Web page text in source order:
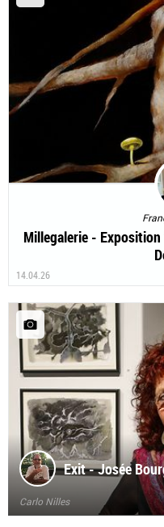
Millegalerie -
14.04.26
Exit - Josée
Carlo Nilles